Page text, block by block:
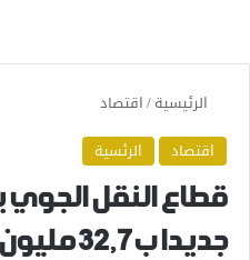
الرئيسية/اقتصاد
اقتصاد
الرئسية
قطاع النقل
جديدا ب32,7 مليون مسافر متم 2024